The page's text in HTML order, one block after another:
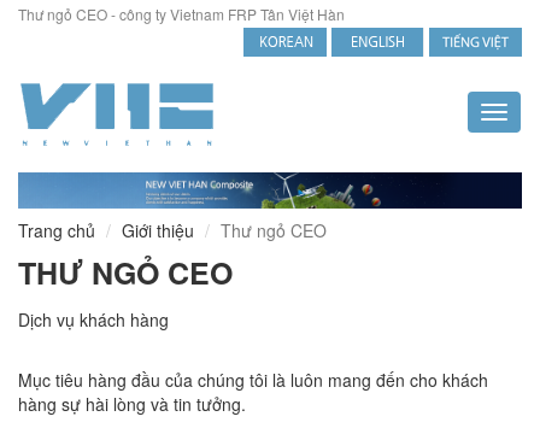
Thư ngỏ CEO - công ty Vietnam FRP Tân Việt Hàn
Trang chủ Giới thiệu Thư ngỏ CEO
THƯ NGỎ CEO
Dịch vụ khách hàng
Mục tiêu hàng đầu của chúng tôi là luôn mang đến cho khách
hàng sự hài lòng và tin tưởng.